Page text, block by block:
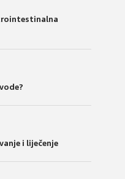
i liječenje